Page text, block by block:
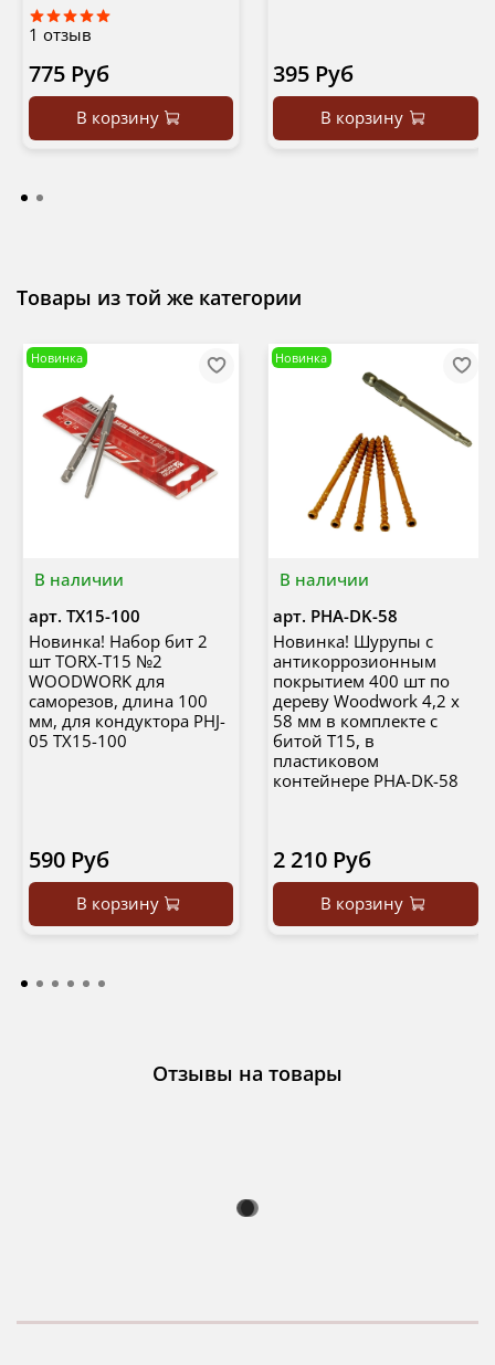
1 отзыв
775 Руб
В корзину
395 Руб
В корзину
Товары из той же категории
В наличии
Новинка
арт. TX15-100
Новинка! Набор бит 2
шт TORX-T15 №2
WOODWORK для
саморезов, длина 100
мм, для кондуктора PHJ-
05 TX15-100
590 Руб
В корзину
В наличии
Новинка
арт. PHA-DK-58
Новинка! Шурупы с
антикоррозионным
покрытием 400 шт по
дереву Woodwork 4,2 x
58 мм в комплекте с
битой Т15, в
пластиковом
контейнере PHA-DK-58
2 210 Руб
В корзину
Отзывы на товары